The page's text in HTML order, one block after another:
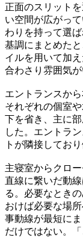
正面のスリット
い空間が広がっ
わりを持って選
基調にまとめた
イルを用いて加
合わさり雰囲気が
エントランスか
それぞれの個室
下を省き、主に
した。エントラ
トが隣接しており
主寝室からクロ
直線に繋いだ動
る。必要なとき
おけば必要な場
事動線が最短に
だけではない。